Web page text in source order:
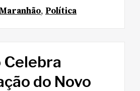
, Política
do Novo